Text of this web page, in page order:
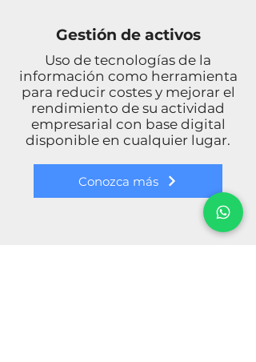
Gestión de activos
Uso de tecnologías de la
información como herramienta
para reducir costes y mejorar el
rendimiento de su actividad
empresarial con base digital
disponible en cualquier lugar.
Conozca más